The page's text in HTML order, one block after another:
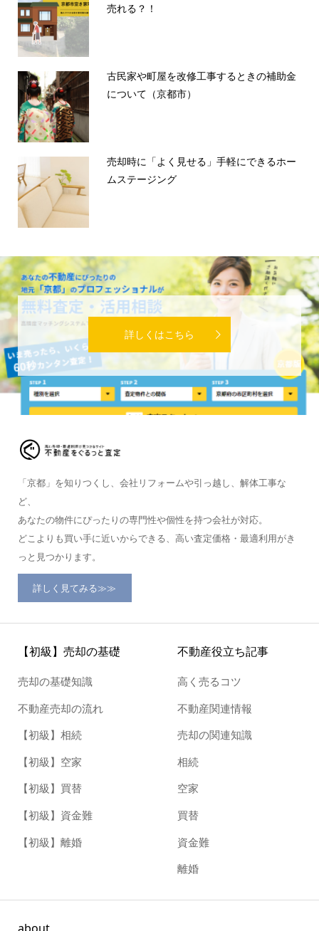
売れる？！
古民家や町屋を改修工事するときの補助金
について（京都市）
売却時に「よく見せる」手軽にできるホー
ムステージング
詳しくはこちら
「京都」を知りつくし、会社リフォームや引っ越し、解体工事な
ど、
あなたの物件にぴったりの専門性や個性を持つ会社が対応。
どこよりも買い手に近いからできる、高い査定価格・最適利用がき
っと見つかります。
詳しく見てみる≫≫
【初級】売却の基礎
売却の基礎知識
不動産売却の流れ
【初級】相続
【初級】空家
【初級】買替
【初級】資金難
【初級】離婚
不動産役立ち記事
高く売るコツ
不動産関連情報
売却の関連知識
相続
空家
買替
資金難
離婚